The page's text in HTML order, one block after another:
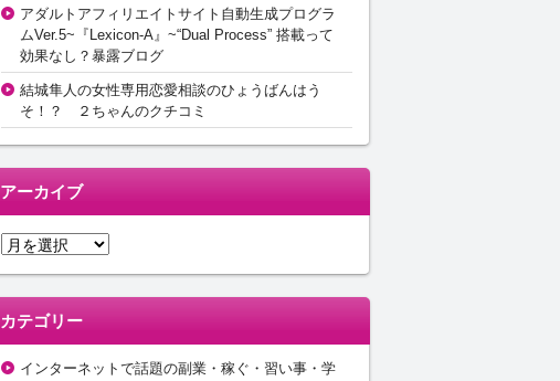
アダルトアフィリエイトサイト自動生成プログラ
ムVer.5~『Lexicon-A』~“Dual Process” 搭載って
効果なし？暴露ブログ
結城隼人の女性専用恋愛相談のひょうばんはう
そ！？ ２ちゃんのクチコミ
アーカイブ
ア
イ
カテゴリー
インターネットで話題の副業・稼ぐ・習い事・学